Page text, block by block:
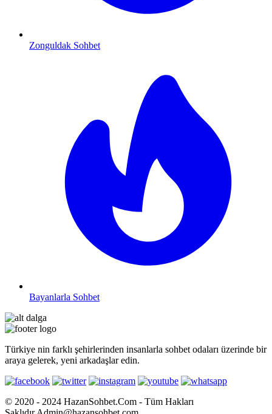
Zonguldak Sohbet
Bayanlarla Sohbet
Türkiye nin farklı şehirlerinden insanlarla sohbet odaları üzerinde bir
araya gelerek, yeni arkadaşlar edin.
© 2020 - 2024 HazanSohbet.Com - Tüm Hakları